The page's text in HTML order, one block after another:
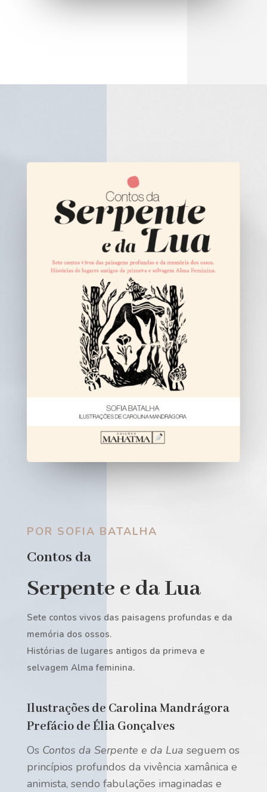
POR SOFIA BATALHA
Contos da
Serpente e da Lua
Sete contos vivos das paisagens profundas e da
memória dos ossos.
Histórias de lugares antigos da primeva e
selvagem Alma feminina.
Ilustrações de Carolina Mandrágora
Prefácio de Élia Gonçalves
Os Contos da Serpente e da Lua seguem os
princípios profundos da vivência xamânica e
animista, sendo fabulações imaginadas e